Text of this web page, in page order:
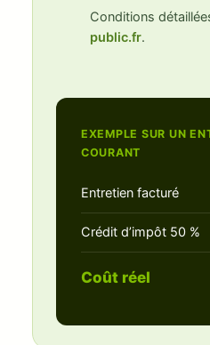
Conditions
public.fr.
EXEMPLE SUR UN
COURANT
Entretien facturé
Crédit d’impôt 50 %
Coût réel